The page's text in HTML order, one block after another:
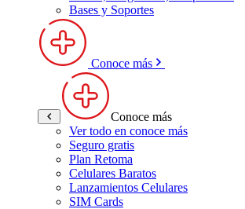
Bases y Soportes
Conoce más
Conoce más
Ver todo en conoce más
Seguro gratis
Plan Retoma
Celulares Baratos
Lanzamientos Celulares
SIM Cards